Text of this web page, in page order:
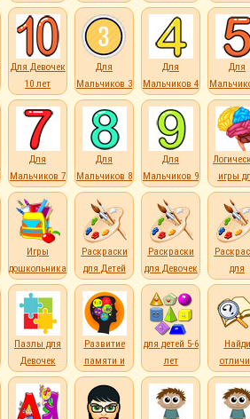
Для Девочек
10 лет
Для
Мальчиков 3
лет
Для
Мальчиков 4
лет
Для
лет
Для
Мальчиков 7
лет
Для
Мальчиков 8
лет
Для
Мальчиков 9
лет
игры
детей
Игры
дошкольникам
Раскраски
для Детей
Раскраски
для Девочек
для
Пазлы для
Девочек
Развитие
памяти и
внимания
для детей 5-6
лет
Найди